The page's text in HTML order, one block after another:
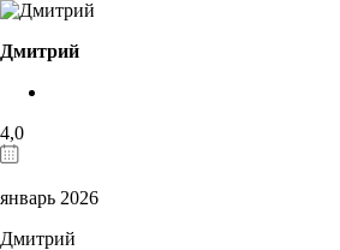
Дмитрий
4,0
январь 2026
Дмитрий